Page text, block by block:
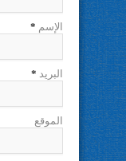
الإسم *
البريد *
الموقع